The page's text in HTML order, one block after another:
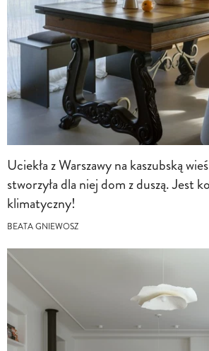
Uciekła z Warszawy na kaszubską
stworzyła dla niej dom z duszą. Jest
klimatyczny!
BEATA GNIEWOSZ